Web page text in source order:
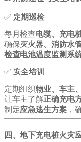
✅ 定期巡检
每月检查电缆、充电
确保灭火器、消防水
检查电池温度监测系
✅ 安全培训
定期组织物业、车主
让车主了解正确充电
制定应急逃生方案，
四、地下充电桩火灾